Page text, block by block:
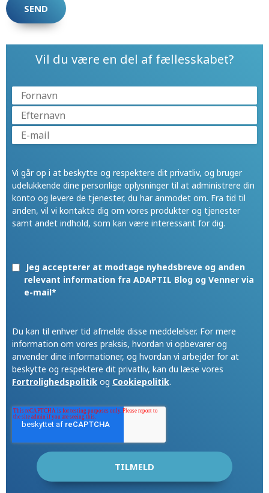
Vil du være en del af fællesskabet?
Vi går op i at beskytte og respektere dit privatliv, og bruger
udelukkende dine personlige oplysninger til at administrere din
konto og levere de tjenester, du har anmodet om. Fra tid til
anden, vil vi kontakte dig om vores produkter og tjenester
samt andet indhold, som kan være interessant for dig.
Jeg accepterer at modtage nyhedsbreve og anden
relevant information fra ADAPTIL Blog og Venner via
e-mail*
Du kan til enhver tid afmelde disse meddelelser. For mere
information om vores praksis, hvordan vi opbevarer og
anvender dine informationer, og hvordan vi arbejder for at
beskytte og respektere dit privatliv, kan du læse vores
Fortrolighedspolitik og Cookiepolitik.